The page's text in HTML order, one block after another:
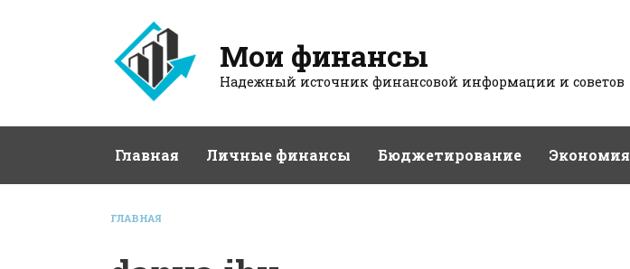
Мои финансы
Надежный источник финансовой информации и советов
Главная Личные финансы Бюджетирование Экономия
ГЛАВНАЯ